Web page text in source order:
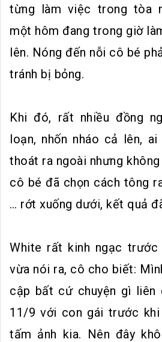
từng làm việc trong tòa
một hôm đang trong giờ
lên. Nóng đến nỗi cô bé
tránh bị bỏng.
Khi đó, rất nhiều đồng
loạn, nhốn nháo cả lên,
thoát ra ngoài nhưng
cô bé đã chọn cách tông
… rớt xuống dưới, kết quả
White rất kinh ngạc trước
vừa nói ra, cô cho biết:
cập bất cứ chuyện gì liên
11/9 với con gái trước
tấm ảnh kia. Nên đây